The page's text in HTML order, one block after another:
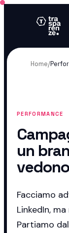
Home/
PERFORMANCE
un
Facciamo
LinkedIn,
Partiamo